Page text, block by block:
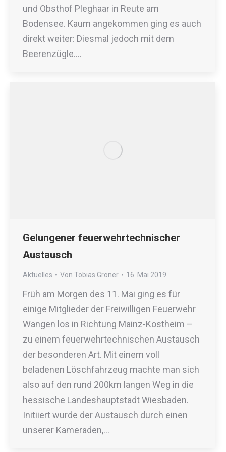
und Obsthof Pleghaar in Reute am
Bodensee. Kaum angekommen ging es auch
direkt weiter: Diesmal jedoch mit dem
Beerenzügle.…
Gelungener feuerwehrtechnischer
Austausch
Aktuelles Von Tobias Groner 16. Mai 2019
Früh am Morgen des 11. Mai ging es für
einige Mitglieder der Freiwilligen Feuerwehr
Wangen los in Richtung Mainz-Kostheim –
zu einem feuerwehrtechnischen Austausch
der besonderen Art. Mit einem voll
beladenen Löschfahrzeug machte man sich
also auf den rund 200km langen Weg in die
hessische Landeshauptstadt Wiesbaden.
Initiiert wurde der Austausch durch einen
unserer Kameraden,…